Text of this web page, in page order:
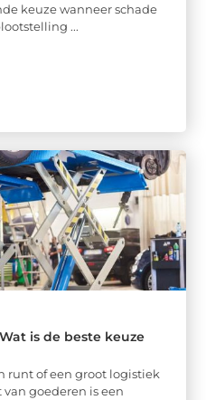
keuze wanneer schade
...
is de beste keuze
runt of een groot logistiek
goederen is een